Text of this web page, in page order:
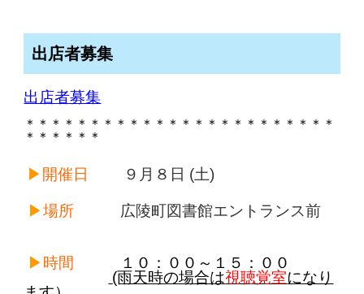
出店者募集
出店者募集
＊＊＊＊＊＊＊＊＊＊＊＊＊＊＊＊＊＊＊＊＊＊＊＊
＊＊＊＊＊＊
▶︎ 開催日 ９月８日 (土)
▶︎場所 広陵町図書館エントランス前
▶︎ 時間
１０：００～１５：００
(雨天時の場合は視聴覚室になり